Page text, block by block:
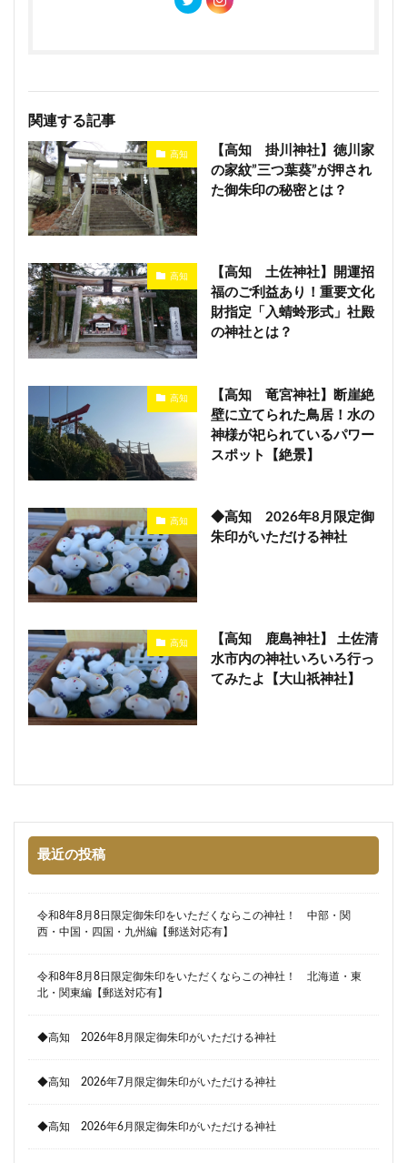
関連する記事
高知
【高知 掛川神社】徳川家
の家紋”三つ葉葵”が押され
た御朱印の秘密とは？
高知
【高知 土佐神社】開運招
福のご利益あり！重要文化
財指定「入蜻蛉形式」社殿
の神社とは？
高知
【高知 竜宮神社】断崖絶
壁に立てられた鳥居！水の
神様が祀られているパワー
スポット【絶景】
高知
◆高知 2026年8月限定御
朱印がいただける神社
高知
【高知 鹿島神社】 土佐清
水市内の神社いろいろ行っ
てみたよ【大山祇神社】
最近の投稿
令和8年8月8日限定御朱印をいただくならこの神社！ 中部・関
西・中国・四国・九州編【郵送対応有】
令和8年8月8日限定御朱印をいただくならこの神社！ 北海道・東
北・関東編【郵送対応有】
◆高知 2026年8月限定御朱印がいただける神社
◆高知 2026年7月限定御朱印がいただける神社
◆高知 2026年6月限定御朱印がいただける神社